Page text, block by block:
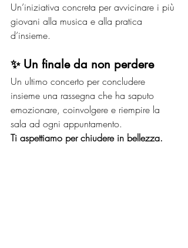
Un’iniziativa concreta per avvicinare i più
giovani alla musica e alla pratica
d’insieme.
✨ Un finale da non perdere
Un ultimo concerto per concludere
insieme una rassegna che ha saputo
emozionare, coinvolgere e riempire la
sala ad ogni appuntamento.
Ti aspettiamo per chiudere in bellezza.